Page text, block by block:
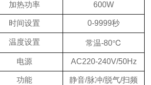
加热功率 600W
时间设置 0-9999秒
温度设置 常温-80℃
电源 AC220-240V/50Hz
功能 静音/脉冲/脱气/扫频